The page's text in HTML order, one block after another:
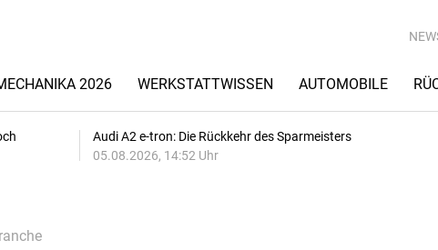
2026 WERKSTATTWISSEN AUTOMOBILE
Audi A2 e-tron: Die Rückkehr des Sparmeisters
05.08.2026, 14:52 Uhr